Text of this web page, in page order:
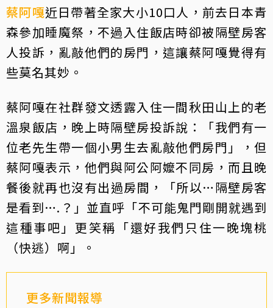
蔡阿嘎近日帶著全家大小10口人，前去日本青
森參加睡魔祭，不過入住飯店時卻被隔壁房客
人投訴，亂敲他們的房門，這讓蔡阿嘎覺得有
些莫名其妙。
蔡阿嘎在社群發文透露入住一間秋田山上的老
溫泉飯店，晚上時隔壁房投訴說：「我們有一
位老先生帶一個小男生去亂敲他們房門」，但
蔡阿嘎表示，他們與阿公阿嬤不同房，而且晚
餐後就再也沒有出過房間，「所以…隔壁房客
是看到….？」並直呼「不可能鬼門剛開就遇到
這種事吧」更笑稱「還好我們只住一晚塊桃
（快逃）啊」。
更多新聞報導